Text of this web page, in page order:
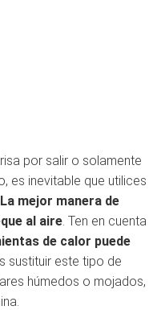
por salir o solamente
es inevitable que utilices
La mejor manera de
al aire. Ten en cuenta
de calor puede
sustituir este tipo de
húmedos o mojados,